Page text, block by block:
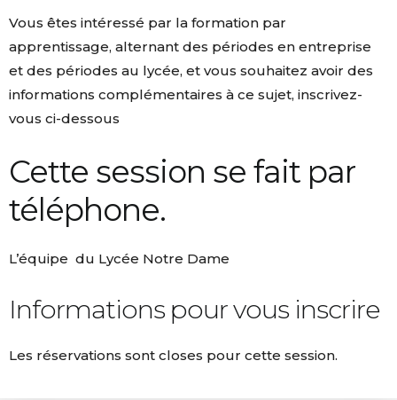
Vous êtes intéressé par la formation par
apprentissage, alternant des périodes en entreprise
et des périodes au lycée, et vous souhaitez avoir des
informations complémentaires à ce sujet, inscrivez-
vous ci-dessous
Cette session se fait par
téléphone.
L’équipe du Lycée Notre Dame
Informations pour vous inscrire
Les réservations sont closes pour cette session.